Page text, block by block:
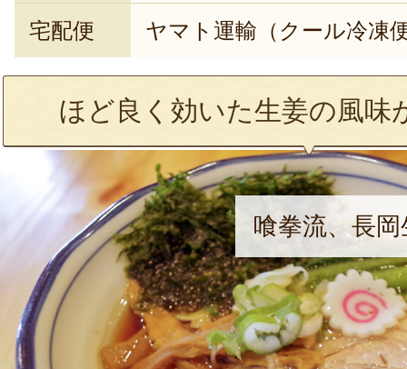
宅配便 ヤマト運輸（クール冷凍
ほど良く効いた生姜の風味
喰拳流、長